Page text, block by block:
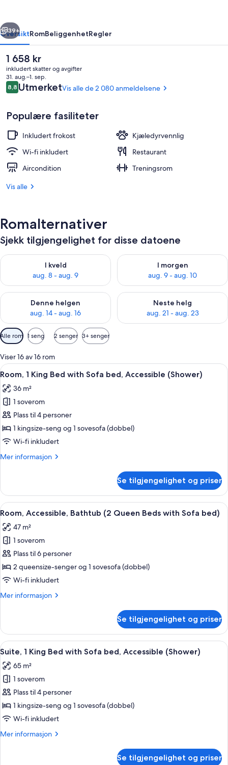
Washington
Bridge
Lobby
Neste
39+
OversiktRomBeliggenhetRegler
Den
nåværende
prisen
er
1 658 kr
1 658 kr
inkludert skatter og avgifter
31. aug.–1. sep.
Anmeldelser
8,88,8 av 10 –
UtmerketVis alle de 2 080 anmeldelsene
Populære fasiliteter
Inkludert frokost
Kjæledyrvennlig
Wi-fi inkludert
Restaurant
Aircondition
Treningsrom
Vis alle
Romalternativer
Sjekk tilgjengelighet for disse datoene
I kveld
aug. 8 - aug. 9
Sjekk tilgjengelighet for i kveld, aug. 8 - aug. 9
I morgen
aug. 9 - aug. 10
Sjekk tilgjengelighet for i
Denne helgen
aug. 14 - aug. 16
Sjekk tilgjengelighet for denne helgen, aug. 14 - aug. 16
Neste helg
aug. 21 - aug. 23
Sjekk tilgjengelighet for
Tilgjengelige
filtre
for
rom
Alle rom 1 seng 2 senger 3+ senger
Viser 16 av 16 rom
Åpne
alle
bildene
av
Room,
1
King
with
Accessible
(Shower)
Skrivebord, blendingsgardiner,
7
Room, 1 King Bed with Sofa bed, Accessible (Shower)
36 m²
1 soverom
Plass til 4 personer
1 kingsize-seng og 1 sovesofa (dobbel)
Wi-fi inkludert
Mer informasjon
Mer
1
King
Bed
Sofa
bed,
Accessible
(Shower)
Se tilgjengelighet og priser
Åpne
alle
bildene
av
Room,
Accessible,
Bathtub
Queen
Sofa
bed)
Skrivebord, blendingsgardiner,
6
Room, Accessible, Bathtub (2 Queen Beds with Sofa bed)
47 m²
1 soverom
Plass til 6 personer
2 queensize-senger og 1 sovesofa (dobbel)
Wi-fi inkludert
Mer informasjon
Mer
Accessible,
Bathtub
(2
Beds
with
Sofa
bed)
Se tilgjengelighet og priser
Åpne
alle
bildene
av
Suite,
1
King
with
Suite, 1 King Bed with Sofa bed,
7
Suite, 1 King Bed with Sofa bed, Accessible (Shower)
65 m²
1 soverom
Plass til 4 personer
1 kingsize-seng og 1 sovesofa (dobbel)
Wi-fi inkludert
Mer informasjon
Mer
Se tilgjengelighet og priser